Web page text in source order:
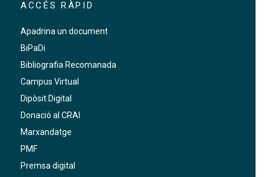
ACCÉS RÀPID
Apadrina un document
BiPaDi
Bibliografia Recomanada
Campus Virtual
Dipòsit Digital
Donació al CRAI
Marxandatge
PMF
Premsa digital